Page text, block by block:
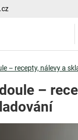
– recepty, nálevy a
–